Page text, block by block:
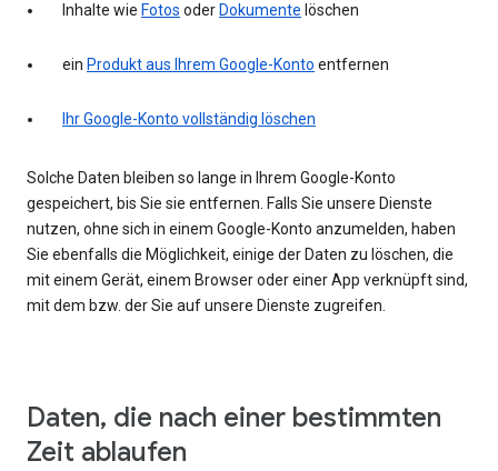
Inhalte wie Fotos oder Dokumente löschen
ein Produkt aus Ihrem Google-Konto entfernen
Ihr Google-Konto vollständig löschen
Solche Daten bleiben so lange in Ihrem Google-Konto
gespeichert, bis Sie sie entfernen. Falls Sie unsere Dienste
nutzen, ohne sich in einem Google-Konto anzumelden, haben
Sie ebenfalls die Möglichkeit, einige der Daten zu löschen, die
mit einem Gerät, einem Browser oder einer App verknüpft sind,
mit dem bzw. der Sie auf unsere Dienste zugreifen.
Daten, die nach einer bestimmten
Zeit ablaufen